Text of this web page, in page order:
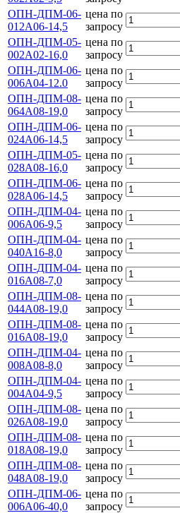
ОПН-ДПМ-06-
012А06-14,5
цена по
запросу
ОПН-ДПМ-05-
002А02-16,0
цена по
запросу
ОПН-ДПМ-06-
006А04-12.0
цена по
запросу
ОПН-ДПМ-08-
064А08-19,0
цена по
запросу
ОПН-ДПМ-06-
024А06-14,5
цена по
запросу
ОПН-ДПМ-05-
028А08-16,0
цена по
запросу
ОПН-ДПМ-06-
028А06-14,5
цена по
запросу
ОПН-ДПМ-04-
006А06-9,5
цена по
запросу
ОПН-ДПМ-04-
040А16-8,0
цена по
запросу
ОПН-ДПМ-04-
016А08-7,0
цена по
запросу
ОПН-ДПМ-08-
044А08-19,0
цена по
запросу
ОПН-ДПМ-08-
016А08-19,0
цена по
запросу
ОПН-ДПМ-04-
008А08-8,0
цена по
запросу
ОПН-ДПМ-04-
004А04-9,5
цена по
запросу
ОПН-ДПМ-08-
026А08-19,0
цена по
запросу
ОПН-ДПМ-08-
018А08-19,0
цена по
запросу
ОПН-ДПМ-08-
048А08-19,0
цена по
запросу
ОПН-ДПМ-06-
006А06-40,0
цена по
запросу